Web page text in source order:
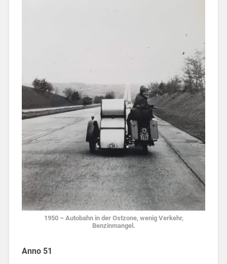
1950 – Autobahn in der Ostzone, wenig Verkehr,
Benzinmangel.
Anno 51